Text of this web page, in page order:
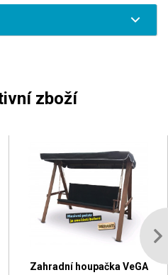
zboží
Zahradní houpačka VeGA